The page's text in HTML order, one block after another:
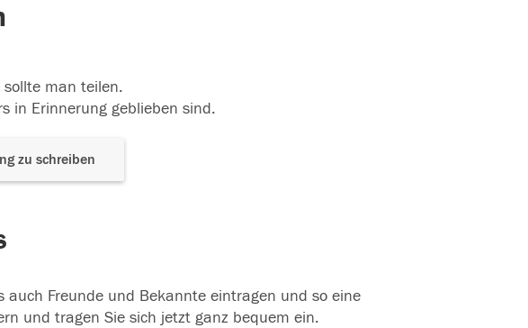
sollte man teilen.
in Erinnerung geblieben sind.
zu schreiben
Freunde und Bekannte eintragen und so eine
und tragen Sie sich jetzt ganz bequem ein.